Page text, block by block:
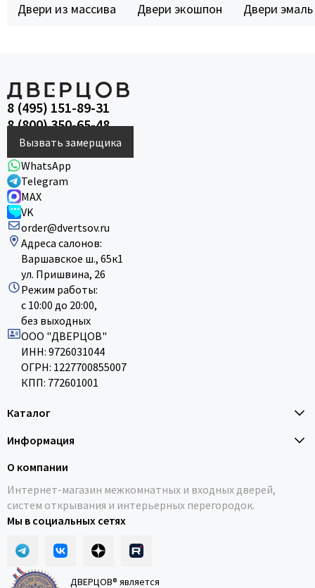
Двери из массива Двери экошпон Двери эмаль
8 (495) 151-89-31
8 (800) 350-65-48
Вызвать замерщика
WhatsApp
Telegram
MAX
VK
order@dvertsov.ru
Адреса салонов:
Варшавское ш., 65к1
ул. Пришвина, 26
Режим работы:
с 10:00 до 20:00,
без выходных
ООО "ДВЕРЦОВ"
ИНН: 9726031044
ОГРН: 1227700855007
КПП: 772601001
Каталог
Информация
О компании
Интернет-магазин межкомнатных и входных дверей,
систем открывания и интерьерных перегородок.
Мы в социальных сетях
ДВЕРЦОВ® является